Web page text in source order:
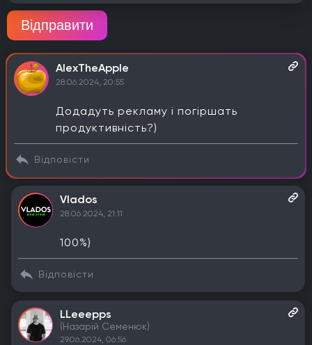
Відправити
AlexTheApple
28.06.2024, 20:55
Додадуть рекламу і погіршать
продуктивність?)
Відповісти
Vlados
28.06.2024, 21:11
100%)
Відповісти
LLeeepps
(Назарій Семенюк)
29.06.2024, 06:56